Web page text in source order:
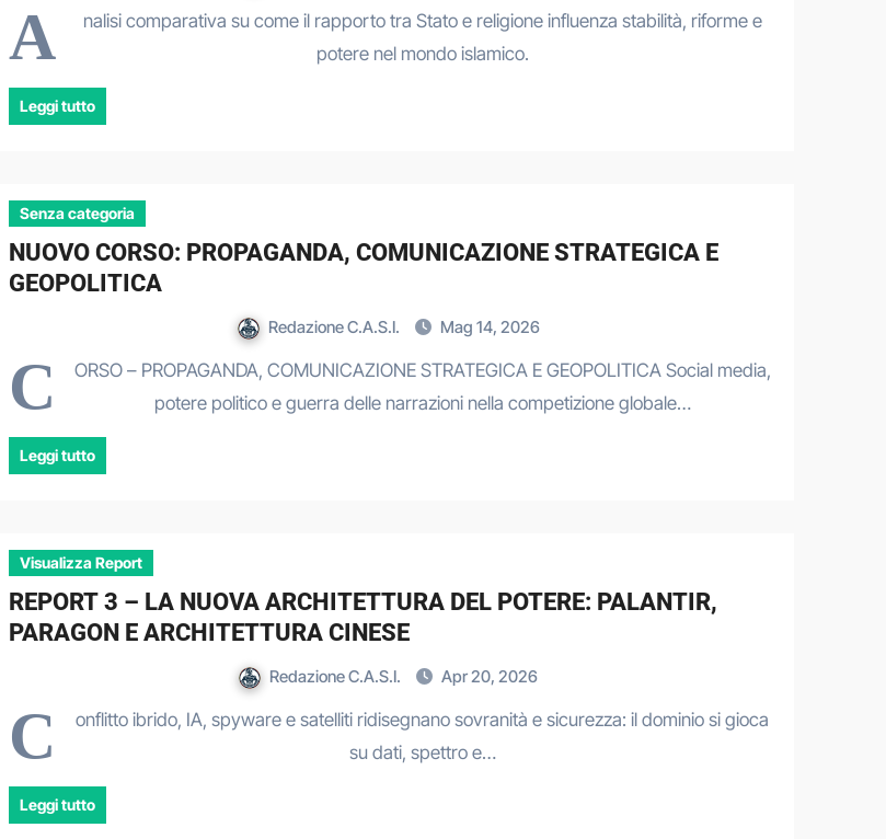
A
nalisi comparativa su come il rapporto tra Stato e religione influenza stabilità, riforme e
potere nel mondo islamico.
Leggi tutto
Senza categoria
NUOVO CORSO: PROPAGANDA, COMUNICAZIONE STRATEGICA E
GEOPOLITICA
Redazione C.A.S.I. Mag 14, 2026
C
ORSO – PROPAGANDA, COMUNICAZIONE STRATEGICA E GEOPOLITICA Social media,
potere politico e guerra delle narrazioni nella competizione globale…
Leggi tutto
Visualizza Report
REPORT 3 – LA NUOVA ARCHITETTURA DEL POTERE: PALANTIR,
PARAGON E ARCHITETTURA CINESE
Redazione C.A.S.I. Apr 20, 2026
C
onflitto ibrido, IA, spyware e satelliti ridisegnano sovranità e sicurezza: il dominio si gioca
su dati, spettro e…
Leggi tutto